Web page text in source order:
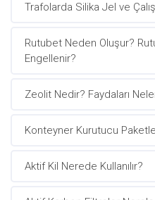
Trafolarda Silika Jel ve
Rutubet Neden Oluşur?
Engellenir?
Zeolit Nedir? Faydaları
Konteyner Kurutucu
Aktif Kil Nerede Kullanılır?